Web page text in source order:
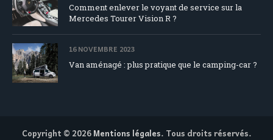
Comment enlever le voyant de service sur la
Mercedes Tourer Vision R ?
16 NOVEMBRE 2023
Van aménagé : plus pratique que le camping-car ?
Copyright © 2026Mentions légales. Tous droits réservés.